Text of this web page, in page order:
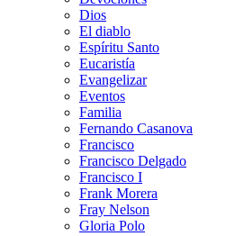
Dios
El diablo
Espíritu Santo
Eucaristía
Evangelizar
Eventos
Familia
Fernando Casanova
Francisco
Francisco Delgado
Francisco I
Frank Morera
Fray Nelson
Gloria Polo